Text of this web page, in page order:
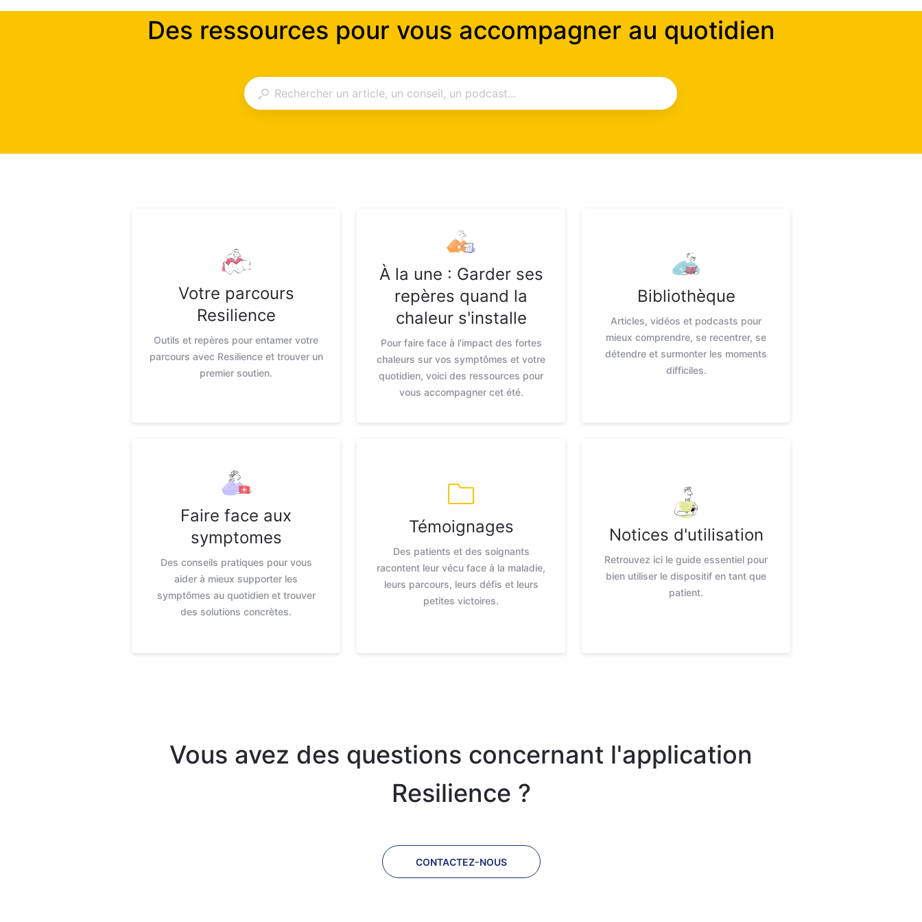
Des ressources pour vous accompagner au quotidien
Votre parcours
Resilience
Outils et repères pour entamer votre
parcours avec Resilience et trouver un
premier soutien.
À la une : Garder ses
repères quand la
chaleur s'installe
Pour faire face à l'impact des fortes
chaleurs sur vos symptômes et votre
quotidien, voici des ressources pour
vous accompagner cet été.
Bibliothèque
Articles, vidéos et podcasts pour
mieux comprendre, se recentrer, se
détendre et surmonter les moments
difficiles.
Faire face aux
symptomes
Des conseils pratiques pour vous
aider à mieux supporter les
symptômes au quotidien et trouver
des solutions concrètes.
Témoignages
Des patients et des soignants
racontent leur vécu face à la maladie,
leurs parcours, leurs défis et leurs
petites victoires.
Notices d'utilisation
Retrouvez ici le guide essentiel pour
bien utiliser le dispositif en tant que
patient.
Vous avez des questions concernant l'application
Resilience ?
CONTACTEZ-NOUS